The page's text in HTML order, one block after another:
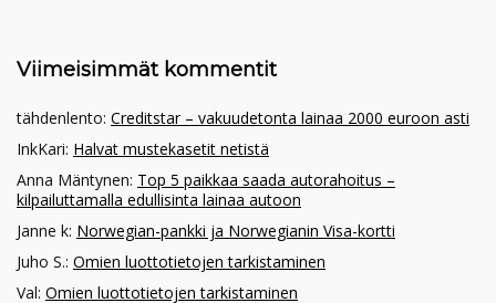
Viimeisimmät kommentit
tähdenlento: Creditstar – vakuudetonta lainaa 2000 euroon asti
InkKari: Halvat mustekasetit netistä
Anna Mäntynen: Top 5 paikkaa saada autorahoitus –
kilpailuttamalla edullisinta lainaa autoon
Janne k: Norwegian-pankki ja Norwegianin Visa-kortti
Juho S.: Omien luottotietojen tarkistaminen
Val: Omien luottotietojen tarkistaminen